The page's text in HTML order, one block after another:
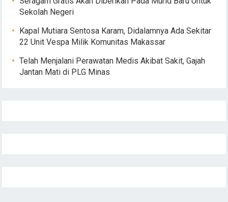
Sekolah Negeri
Kapal Mutiara Sentosa Karam, Didalamnya Ada Sekitar
22 Unit Vespa Milik Komunitas Makassar
Telah Menjalani Perawatan Medis Akibat Sakit, Gajah
Jantan Mati di PLG Minas